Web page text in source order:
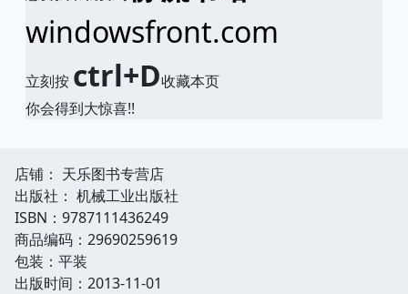
windowsfront.com
立刻按 ctrl+D收藏本页
你会得到大惊喜!!
店铺： 天乐图书专营店
出版社： 机械工业出版社
ISBN：9787111436249
商品编码：29690259619
包装：平装
出版时间：2013-11-01